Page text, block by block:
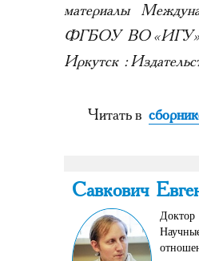
материалы
ФГБОУ ВО «ИГУ»
Иркутск :
Читать в
Савкович
Доктор